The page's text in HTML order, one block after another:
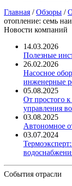
Главная /Обзоры /
отопление: семь
Новости компаний
14.03.2026
Полезные
26.02.2026
Насосное
инженерные
05.08.2025
От простого
управления
03.08.2025
Автономное
03.07.2024
События отрасли